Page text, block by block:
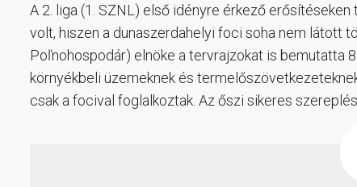
A 2. liga (1. SZNL) első idényre érkező
volt, hiszen a dunaszerdahelyi foci soha nem látott
Poľnohospodár) elnöke a tervrajzokat is bemutatta
környékbeli üzemeknek és
csak a focival foglalkoztak. Az őszi sikeres